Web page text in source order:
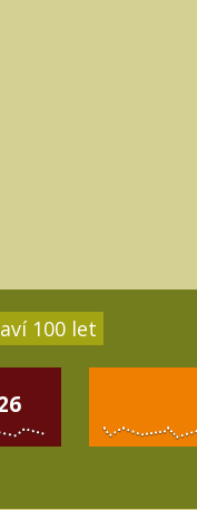
100 let